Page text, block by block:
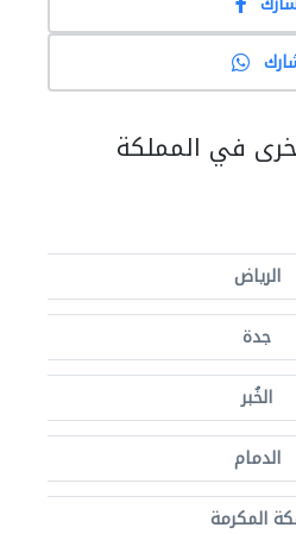
في المملكة
الرياض
جدة
الخُبر
الدمام
المكرمة